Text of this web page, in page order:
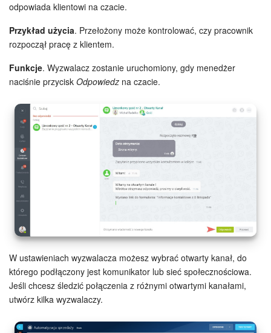
odpowiada klientowi na czacie.
Przykład użycia. Przełożony może kontrolować, czy pracownik
rozpoczął pracę z klientem.
Funkcje. Wyzwalacz zostanie uruchomiony, gdy menedżer
naciśnie przycisk Odpowiedz na czacie.
W ustawieniach wyzwalacza możesz wybrać otwarty kanał, do
którego podłączony jest komunikator lub sieć społecznościowa.
Jeśli chcesz śledzić połączenia z różnymi otwartymi kanałami,
utwórz kilka wyzwalaczy.